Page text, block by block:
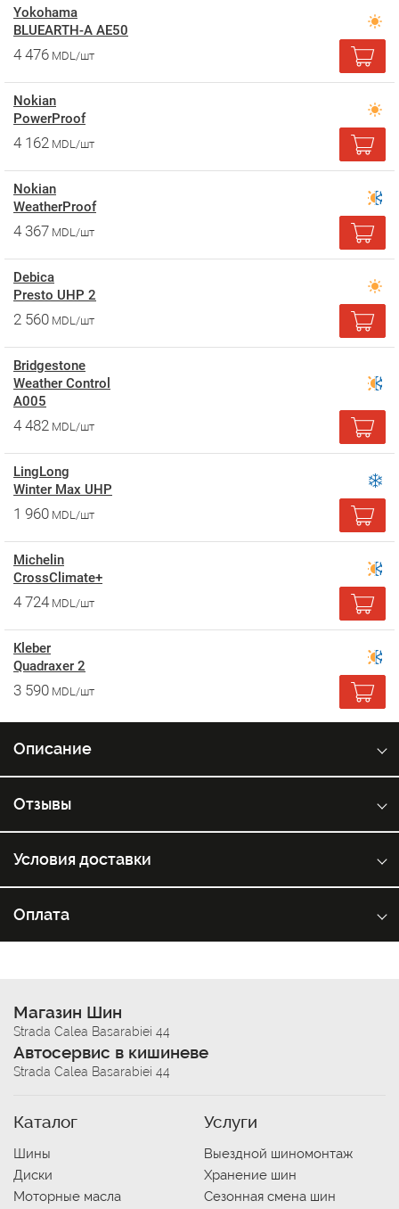
Yokohama
BLUEARTH-A AE50
4 476 MDL/шт
Nokian
PowerProof
4 162 MDL/шт
Nokian
WeatherProof
4 367 MDL/шт
Debica
Presto UHP 2
2 560 MDL/шт
Bridgestone
Weather Control
A005
4 482 MDL/шт
LingLong
Winter Max UHP
1 960 MDL/шт
Michelin
CrossClimate+
4 724 MDL/шт
Kleber
Quadraxer 2
3 590 MDL/шт
Описание
Отзывы
Условия доставки
Оплата
Магазин Шин
Strada Calea Basarabiei 44
Автосервис в кишиневе
Strada Calea Basarabiei 44
Каталог
Шины
Диски
Моторные масла
Услуги
Выездной шиномонтаж
Хранение шин
Сезонная смена шин